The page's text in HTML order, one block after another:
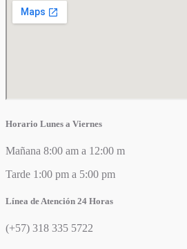
Horario Lunes a Viernes
Mañana 8:00 am a 12:00 m
Tarde 1:00 pm a 5:00 pm
Línea de Atención 24 Horas
(+57) 318 335 5722